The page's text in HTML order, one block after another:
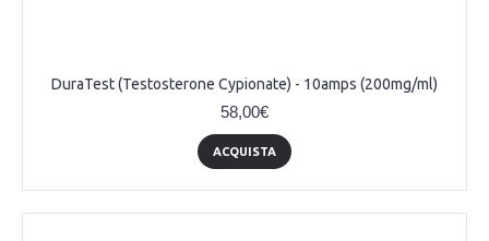
DuraTest (Testosterone Cypionate) - 10amps (200mg/ml)
58,00€
ACQUISTA